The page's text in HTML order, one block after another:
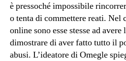
è pressoché impossibile
o tenta di commettere reati. Nel
online sono esse stesse ad
dimostrare di aver fatto tutto il
abusi. L’ideatore di Omegle